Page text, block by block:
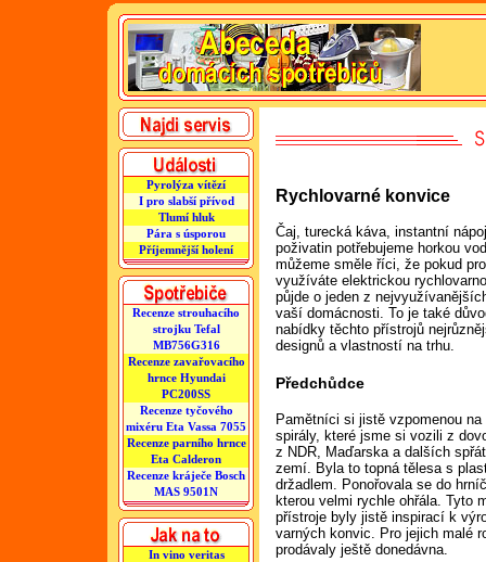
Pyrolýza vítězí
I pro slabší přívod
Tlumí hluk
Pára s úsporou
Příjemnější holení
Recenze strouhacího
strojku Tefal
MB756G316
Recenze zavařovacího
hrnce Hyundai
PC200SS
Recenze tyčového
mixéru Eta Vassa 7055
Recenze parního hrnce
Eta Calderon
Recenze kráječe Bosch
MAS 9501N
In vino veritas
Rychlovarné konvice
Čaj, turecká káva, instantní
poživatin potřebujeme horkou
můžeme směle říci, že pokud
využíváte elektrickou
půjde o jeden z
vaší domácnosti. To je také
nabídky těchto přístrojů
designů a vlastností na trhu.
Předchůdce
Pamětníci si jistě vzpomenou na
spirály, které jsme si vozili z
z NDR, Maďarska a dalších
zemí. Byla to topná tělesa s
držadlem. Ponořovala se do
kterou velmi rychle ohřála. Tyto
přístroje byly jistě inspirací k
varných konvic. Pro jejich malé
prodávaly ještě donedávna.